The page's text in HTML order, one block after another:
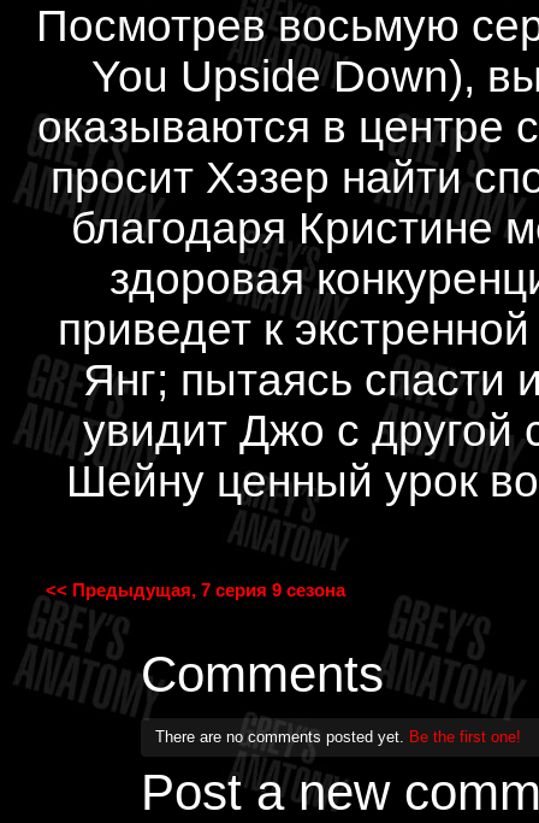
Посмотрев восьмую
You Upside Down),
оказываются в центре
просит Хэзер найти
благодаря Кристине
здоровая
приведет к
Янг; пытаясь спасти
увидит Джо с другой
Шейну ценный урок
<< Предыдущая, 7 серия 9 сезона
Comments
There are no comments posted yet. Be the first one!
Post a new